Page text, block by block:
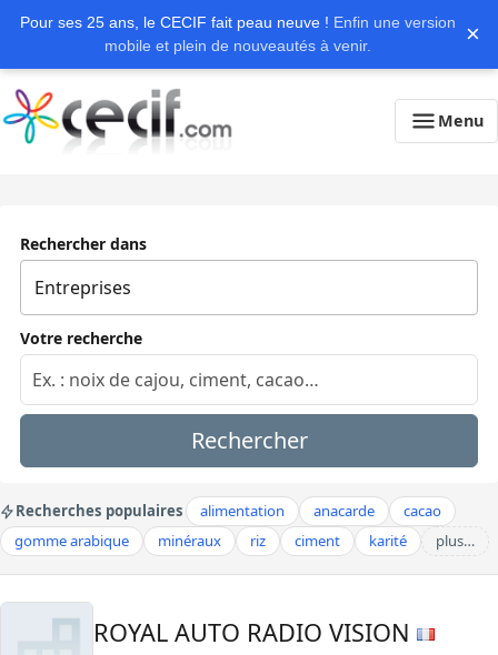
Pour ses 25 ans, le CECIF fait peau neuve ! Enfin une version
mobile et plein de nouveautés à venir.
×
Menu
Rechercher dans
Votre recherche
Rechercher
Recherches populaires alimentation anacarde
cacao
gomme arabique
minéraux riz ciment karité plus…
ROYAL AUTO RADIO VISION